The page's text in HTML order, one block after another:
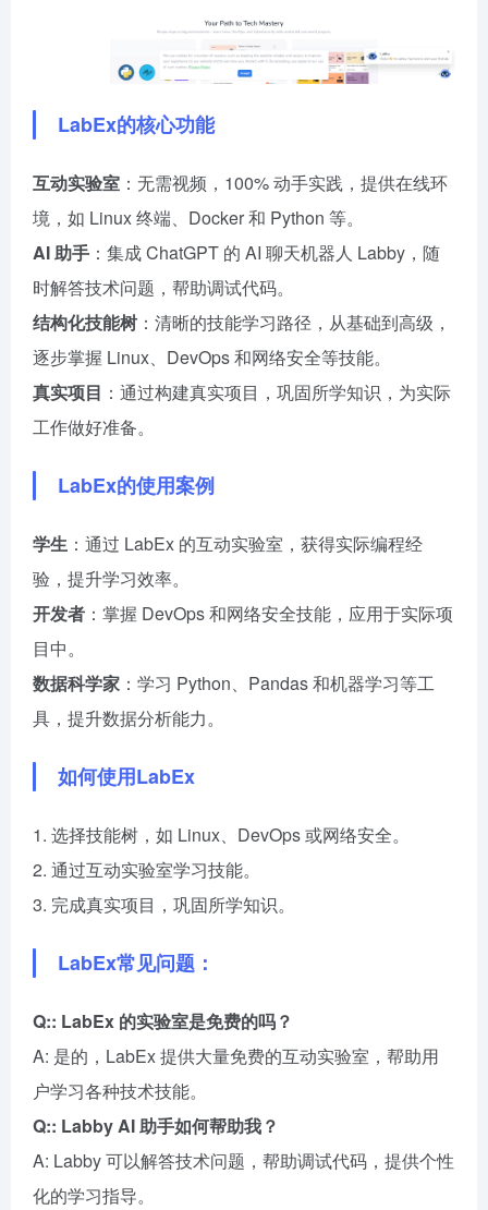
LabEx的核心功能
互动实验室 ：无需视频，100% 动手实践，提供在线环
境，如 Linux 终端、Docker 和 Python 等。
AI 助手 ：集成 ChatGPT 的 AI 聊天机器人 Labby，随
时解答技术问题，帮助调试代码。
结构化技能树 ：清晰的技能学习路径，从基础到高级，
逐步掌握 Linux、DevOps 和网络安全等技能。
真实项目 ：通过构建真实项目，巩固所学知识，为实际
工作做好准备。
LabEx的使用案例
学生 ：通过 LabEx 的互动实验室，获得实际编程经
验，提升学习效率。
开发者 ：掌握 DevOps 和网络安全技能，应用于实际项
目中。
数据科学家 ：学习 Python、Pandas 和机器学习等工
具，提升数据分析能力。
如何使用LabEx
1. 选择技能树，如 Linux、DevOps 或网络安全。
2. 通过互动实验室学习技能。
3. 完成真实项目，巩固所学知识。
LabEx常见问题：
Q:: LabEx 的实验室是免费的吗？
A: 是的，LabEx 提供大量免费的互动实验室，帮助用
户学习各种技术技能。
Q:: Labby AI 助手如何帮助我？
A: Labby 可以解答技术问题，帮助调试代码，提供个性
化的学习指导。